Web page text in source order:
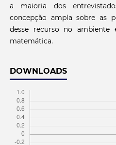
a maioria dos
concepção ampla sobre as
desse recurso no ambiente
matemática.
DOWNLOADS